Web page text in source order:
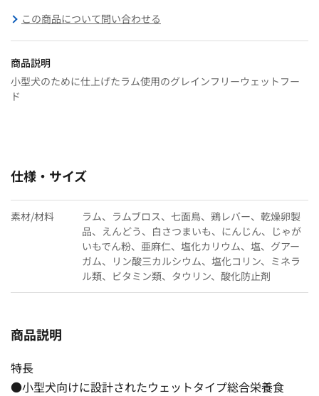
この商品について問い合わせる
商品説明
小型犬のために仕上げたラム使用のグレインフリーウェットフー
ド
仕様・サイズ
素材/材料
ラム、ラムブロス、七面鳥、鶏レバー、乾燥卵製
品、えんどう、白さつまいも、にんじん、じゃが
いもでん粉、亜麻仁、塩化カリウム、塩、グアー
ガム、リン酸三カルシウム、塩化コリン、ミネラ
ル類、ビタミン類、タウリン、酸化防止剤
商品説明
特長
●小型犬向けに設計されたウェットタイプ総合栄養食